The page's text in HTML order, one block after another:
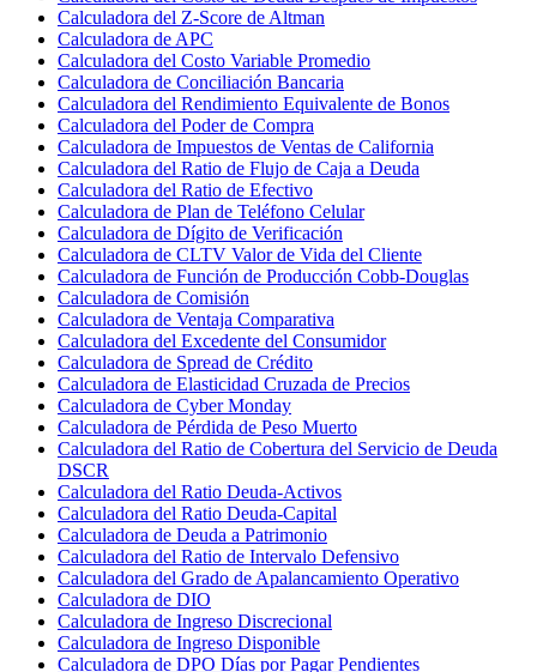
Calculadora del Z-Score de Altman
Calculadora de APC
Calculadora del Costo Variable Promedio
Calculadora de Conciliación Bancaria
Calculadora del Rendimiento Equivalente de Bonos
Calculadora del Poder de Compra
Calculadora de Impuestos de Ventas de California
Calculadora del Ratio de Flujo de Caja a Deuda
Calculadora del Ratio de Efectivo
Calculadora de Plan de Teléfono Celular
Calculadora de Dígito de Verificación
Calculadora de CLTV Valor de Vida del Cliente
Calculadora de Función de Producción Cobb-Douglas
Calculadora de Comisión
Calculadora de Ventaja Comparativa
Calculadora del Excedente del Consumidor
Calculadora de Spread de Crédito
Calculadora de Elasticidad Cruzada de Precios
Calculadora de Cyber Monday
Calculadora de Pérdida de Peso Muerto
Calculadora del Ratio de Cobertura del Servicio de Deuda
DSCR
Calculadora del Ratio Deuda-Activos
Calculadora del Ratio Deuda-Capital
Calculadora de Deuda a Patrimonio
Calculadora del Ratio de Intervalo Defensivo
Calculadora del Grado de Apalancamiento Operativo
Calculadora de DIO
Calculadora de Ingreso Discrecional
Calculadora de Ingreso Disponible
Calculadora de DPO Días por Pagar Pendientes